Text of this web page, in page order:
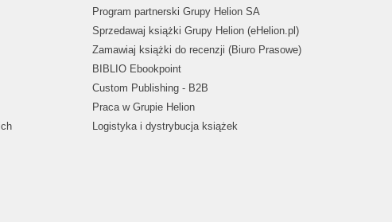
Program partnerski Grupy Helion SA
Sprzedawaj książki Grupy Helion (eHelion.pl)
Zamawiaj książki do recenzji (Biuro Prasowe)
BIBLIO Ebookpoint
Custom Publishing - B2B
Praca w Grupie Helion
Logistyka i dystrybucja książek